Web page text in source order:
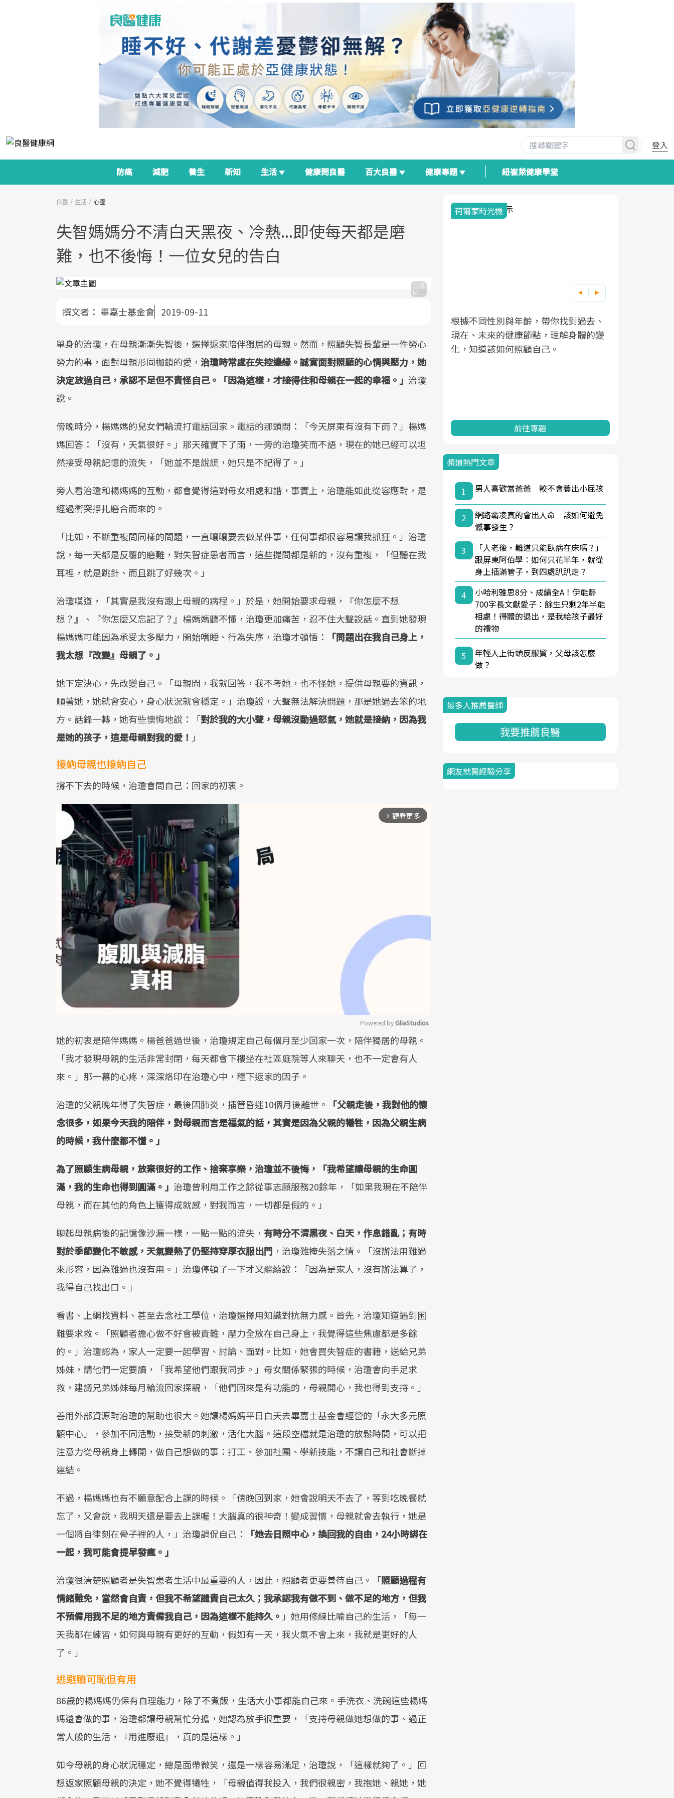
登入
防癌 減肥 養生 新知 生活 健康問良醫 百大良醫 健康專題 紐崔萊健康學堂
良醫 生活 心靈
失智媽媽分不清白天黑夜、冷熱...即使每天都是磨
難，也不後悔！一位女兒的告白
撰文者： 畢嘉士基金會 2019-09-11
單身的治瓊，在母親漸漸失智後，選擇返家陪伴獨居的母親。然而，照顧失智長輩是一件勞心
勞力的事，面對母親形同枷鎖的愛， 治瓊時常處在失控邊緣。誠實面對照顧的心情與壓力，她
決定放過自己，承認不足但不責怪自己。「因為這樣，才接得住和母親在一起的幸福。」 治瓊
說。
傍晚時分，楊媽媽的兒女們輪流打電話回家。電話的那頭問：「今天屏東有沒有下雨？」楊媽
媽回答：「沒有，天氣很好。」那天確實下了雨，一旁的治瓊笑而不語，現在的她已經可以坦
然接受母親記憶的流失，「她並不是說謊，她只是不記得了。」
旁人看治瓊和楊媽媽的互動，都會覺得這對母女相處和諧，事實上，治瓊能如此從容應對，是
經過衝突掙扎磨合而來的。
「比如，不斷重複問同樣的問題，一直嚷嚷要去做某件事，任何事都很容易讓我抓狂。」治瓊
說，每一天都是反覆的磨難，對失智症患者而言，這些提問都是新的，沒有重複，「但聽在我
耳裡，就是跳針、而且跳了好幾次。」
治瓊嘆道，「其實是我沒有跟上母親的病程。」於是，她開始要求母親，『你怎麼不想
想？』、『你怎麼又忘記了？』楊媽媽聽不懂，治瓊更加痛苦，忍不住大聲說話。直到她發現
楊媽媽可能因為承受太多壓力，開始嗜睡、行為失序，治瓊才頓悟：
「問題出在我自己身上，
我太想『改變』母親了。」
她下定決心，先改變自己。「母親問，我就回答，我不考她，也不怪她，提供母親要的資訊，
順著她，她就會安心，身心狀況就會穩定。」治瓊說，大聲無法解決問題，那是她過去笨的地
方。話鋒一轉，她有些懊悔地說：「對於我的大小聲，母親沒動過怒氣，她就是接納，因為我
是她的孩子，這是母親對我的愛！ 」
接納母親也接納自己
撐不下去的時候，治瓊會問自己：回家的初衷。
arrow_forward_ios 觀看更多
Mute
Powered by GliaStudios
她的初衷是陪伴媽媽。楊爸爸過世後，治瓊規定自己每個月至少回家一次，陪伴獨居的母親。
「我才發現母親的生活非常封閉，每天都會下樓坐在社區庭院等人來聊天，也不一定會有人
來。」那一幕的心疼，深深烙印在治瓊心中，種下返家的因子。
治瓊的父親晚年得了失智症，最後因肺炎，插管昏迷10個月後離世。
「父親走後，我對他的懷
念很多，如果今天我的陪伴，對母親而言是福氣的話，其實是因為父親的犧牲，因為父親生病
的時候，我什麼都不懂。」
為了照顧生病母親，放棄很好的工作、捨棄享樂，治瓊並不後悔，「我希望讓母親的生命圓
滿，我的生命也得到圓滿。」 治瓊曾利用工作之餘從事志願服務20餘年，「如果我現在不陪伴
母親，而在其他的角色上獲得成就感，對我而言，一切都是假的。」
聊起母親病後的記憶像沙漏一樣，一點一點的流失， 有時分不清黑夜、白天，作息錯亂；有時
對於季節變化不敏感，天氣變熱了仍堅持穿厚衣服出門 ，治瓊難掩失落之情。「沒辦法用難過
來形容，因為難過也沒有用。」治瓊停頓了一下才又繼續說：「因為是家人，沒有辦法算了，
我得自己找出口。」
看書、上網找資料、甚至去念社工學位，治瓊選擇用知識對抗無力感。首先，治瓊知道遇到困
難要求救。「照顧者擔心做不好會被責難，壓力全放在自己身上，我覺得這些焦慮都是多餘
的。」治瓊認為，家人一定要一起學習、討論、面對。比如，她會買失智症的書籍，送給兄弟
姊妹，請他們一定要讀，「我希望他們跟我同步。」母女關係緊張的時候，治瓊會向手足求
救，建議兄弟姊妹每月輪流回家探親，「他們回來是有功能的，母親開心，我也得到支持。」
善用外部資源對治瓊的幫助也很大。她讓楊媽媽平日白天去畢嘉士基金會經營的「永大多元照
顧中心」，參加不同活動，接受新的刺激，活化大腦。這段空檔就是治瓊的放鬆時間，可以把
注意力從母親身上轉開，做自己想做的事：打工、參加社團、學新技能，不讓自己和社會斷掉
連結。
不過，楊媽媽也有不願意配合上課的時候。「傍晚回到家，她會說明天不去了，等到吃晚餐就
忘了，又會說，我明天還是要去上課喔！大腦真的很神奇！變成習慣，母親就會去執行，她是
一個將自律刻在骨子裡的人，」治瓊調侃自己：
「她去日照中心，換回我的自由，24小時綁在
一起，我可能會提早發瘋。」
治瓊很清楚照顧者是失智患者生活中最重要的人，因此，照顧者更要善待自己。「照顧過程有
情緒難免，當然會自責，但我不希望譴責自己太久；我承認我有做不到、做不足的地方，但我
不預備用我不足的地方責備我自己，因為這樣不能持久。 」她用修練比喻自己的生活，「每一
天我都在練習，如何與母親有更好的互動，假如有一天，我火氣不會上來，我就是更好的人
了。」
逃避雖可恥但有用
86歲的楊媽媽仍保有自理能力，除了不煮飯，生活大小事都能自己來。手洗衣、洗碗這些楊媽
媽還會做的事，治瓊都讓母親幫忙分擔，她認為放手很重要，「支持母親做她想做的事、過正
常人般的生活，『用進廢退』，真的是這樣。」
如今母親的身心狀況穩定，總是面帶微笑，還是一樣容易滿足，治瓊說，「這樣就夠了。」回
想返家照顧母親的決定，她不覺得犧牲，「母親值得我投入，我們很親密，我抱她、親她，她
政策如「健康台灣推動委員會」與「長
照3.0」的推進，「預防醫學」已成全民
關注的核心議題。然而，健檢不只是醫
前往專題
全面啟動你的健康革命！
前往專題
建立對亞健康的認知，進而引導實際的
改善行動。
前往專題
荷爾蒙時光機
根據不同性別與年齡，帶你找到過去、
現在、未來的健康節點，理解身體的變
化，知道該如何照顧自己。
前往專題
頻道熱門文章
1 男人喜歡當爸爸 較不會養出小屁孩
2
網路霸凌真的會出人命 該如何避免
憾事發生？
3
「人老後，難道只能臥病在床嗎？」
跟屏東阿伯學：如何只花半年，就從
身上插滿管子，到四處趴趴走？
4
小哈利雅思8分、成績全A！伊能靜
700字長文獻愛子：餘生只剩2年半能
相處！得體的退出，是我給孩子最好
的禮物
5
年輕人上街頭反服貿，父母該怎麼
做？
最多人推薦醫師
我要推薦良醫
網友就醫經驗分享